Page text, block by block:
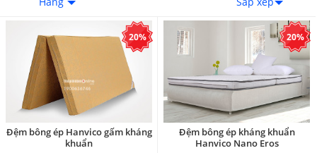
20%
Đệm bông ép Hanvico gấm kháng
khuẩn
20%
Đệm bông ép kháng khuẩn
Hanvico Nano Eros